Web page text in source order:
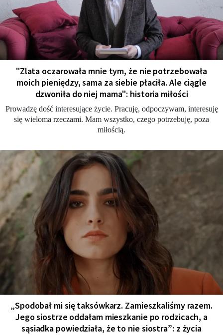
"Zlata oczarowała mnie tym, że nie potrzebowała
moich pieniędzy, sama za siebie płaciła. Ale ciągle
dzwoniła do niej mama": historia miłości
Prowadzę dość interesujące życie. Pracuję, odpoczywam, interesuję
się wieloma rzeczami. Mam wszystko, czego potrzebuję, poza
miłością.
„Spodobał mi się taksówkarz. Zamieszkaliśmy razem.
Jego siostrze oddałam mieszkanie po rodzicach, a
sąsiadka powiedziała, że to nie siostra”: z życia